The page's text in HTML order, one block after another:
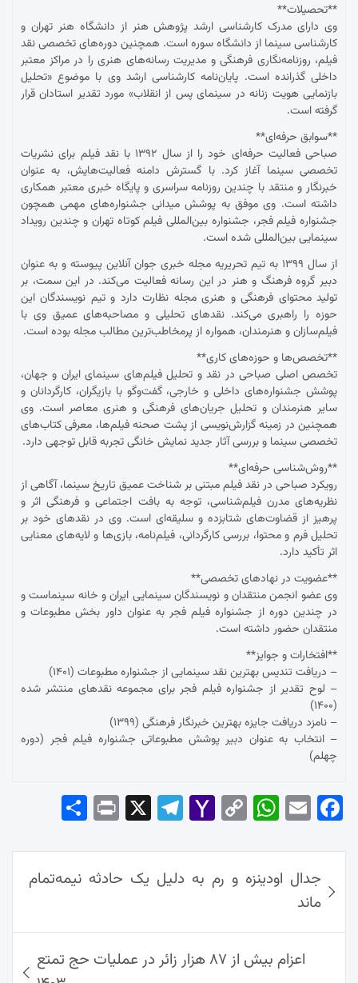
**تحصیلات**
وی دارای مدرک کارشناسی ارشد پژوهش هنر از دانشگاه هنر تهران و
کارشناسی سینما از دانشگاه سوره است. همچنین دوره‌های تخصصی نقد
فیلم، روزنامه‌نگاری فرهنگی و مدیریت رسانه‌های هنری را در مراکز معتبر
داخلی گذرانده است. پایان‌نامه کارشناسی ارشد وی با موضوع «تحلیل
بازنمایی هویت زنانه در سینمای پس از انقلاب» مورد تقدیر استادان قرار
گرفته است.
**سوابق حرفه‌ای**
صباحی فعالیت حرفه‌ای خود را از سال ۱۳۹۲ با نقد فیلم برای نشریات
تخصصی سینما آغاز کرد. با گسترش دامنه فعالیت‌هایش، به عنوان
خبرنگار و منتقد با چندین روزنامه سراسری و پایگاه خبری معتبر همکاری
داشته است. وی موفق به پوشش میدانی جشنواره‌های مهمی همچون
جشنواره فیلم فجر، جشنواره بین‌المللی فیلم کوتاه تهران و چندین رویداد
سینمایی بین‌المللی شده است.
از سال ۱۳۹۹ به تیم تحریریه مجله خبری جوان آنلاین پیوسته و به عنوان
دبیر گروه فرهنگ و هنر در این رسانه فعالیت می‌کند. در این سمت، بر
تولید محتوای فرهنگی و هنری مجله نظارت دارد و تیم نویسندگان این
حوزه را راهبری می‌کند. نقدهای تحلیلی و مصاحبه‌های عمیق وی با
فیلم‌سازان و هنرمندان، همواره از پرمخاطب‌ترین مطالب مجله بوده است.
**تخصص‌ها و حوزه‌های کاری**
تخصص اصلی صباحی در نقد و تحلیل فیلم‌های سینمای ایران و جهان،
پوشش جشنواره‌های داخلی و خارجی، گفت‌وگو با بازیگران، کارگردانان و
سایر هنرمندان و تحلیل جریان‌های فرهنگی و هنری معاصر است. وی
همچنین در زمینه گزارش‌نویسی از پشت صحنه فیلم‌ها، معرفی کتاب‌های
تخصصی سینما و بررسی آثار جدید نمایش خانگی تجربه قابل توجهی دارد.
**روش‌شناسی حرفه‌ای**
رویکرد صباحی در نقد فیلم مبتنی بر شناخت عمیق تاریخ سینما، آگاهی از
نظریه‌های مدرن فیلم‌شناسی، توجه به بافت اجتماعی و فرهنگی اثر و
پرهیز از قضاوت‌های شتابزده و سلیقه‌ای است. وی در نقدهای خود بر
تحلیل فرم و محتوا، بررسی کارگردانی، فیلم‌نامه، بازی‌ها و لایه‌های معنایی
اثر تأکید دارد.
**عضویت در نهادهای تخصصی**
وی عضو انجمن منتقدان و نویسندگان سینمایی ایران و خانه سینماست و
در چندین دوره از جشنواره فیلم فجر به عنوان داور بخش مطبوعات و
منتقدان حضور داشته است.
**افتخارات و جوایز**
– دریافت تندیس بهترین نقد سینمایی از جشنواره مطبوعات (۱۴۰۱)
– لوح تقدیر از جشنواره فیلم فجر برای مجموعه نقدهای منتشر شده
(۱۴۰۰)
– نامزد دریافت جایزه بهترین خبرنگار فرهنگی (۱۳۹۹)
– انتخاب به عنوان دبیر پوشش مطبوعاتی جشنواره فیلم فجر (دوره
چهلم)
Fac
ok
Em
Wh
Ap
p
Co
Lin
k
Yah
Mai
Tel
am
Pri
راهبری
نوشته‌ها
جدال اودینزه و رم به دلیل یک حادثه نیمه‌تمام
ماند
اعزام بیش از ۸۷ هزار زائر در عملیات حج تمتع